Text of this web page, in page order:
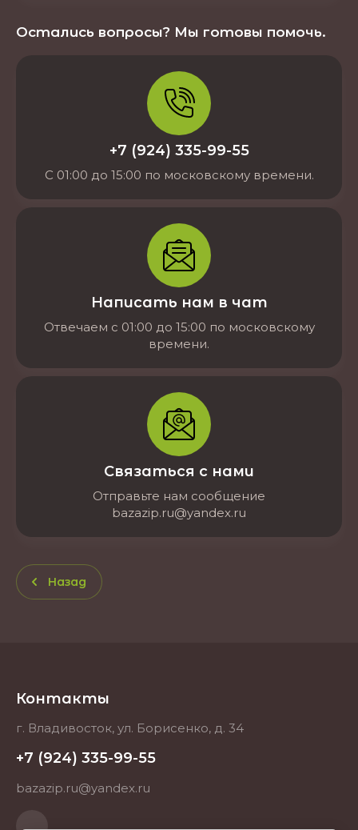
Остались вопросы? Мы готовы помочь.
+7 (924) 335-99-55
С 01:00 до 15:00 по московскому времени.
Написать нам в чат
Отвечаем с 01:00 до 15:00 по московскому
времени.
Связаться с нами
Отправьте нам сообщение
bazazip.ru@yandex.ru
Назад
Контакты
г. Владивосток, ул. Борисенко, д. 34
+7 (924) 335-99-55
bazazip.ru@yandex.ru